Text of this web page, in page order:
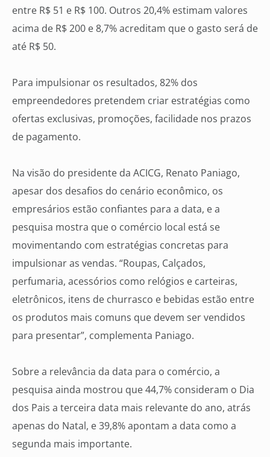
entre R$ 51 e R$ 100. Outros 20,4% estimam valores
acima de R$ 200 e 8,7% acreditam que o gasto será de
até R$ 50.
Para impulsionar os resultados, 82% dos
empreendedores pretendem criar estratégias como
ofertas exclusivas, promoções, facilidade nos prazos
de pagamento.
Na visão do presidente da ACICG, Renato Paniago,
apesar dos desafios do cenário econômico, os
empresários estão confiantes para a data, e a
pesquisa mostra que o comércio local está se
movimentando com estratégias concretas para
impulsionar as vendas. “Roupas, Calçados,
perfumaria, acessórios como relógios e carteiras,
eletrônicos, itens de churrasco e bebidas estão entre
os produtos mais comuns que devem ser vendidos
para presentar”, complementa Paniago.
Sobre a relevância da data para o comércio, a
pesquisa ainda mostrou que 44,7% consideram o Dia
dos Pais a terceira data mais relevante do ano, atrás
apenas do Natal, e 39,8% apontam a data como a
segunda mais importante.